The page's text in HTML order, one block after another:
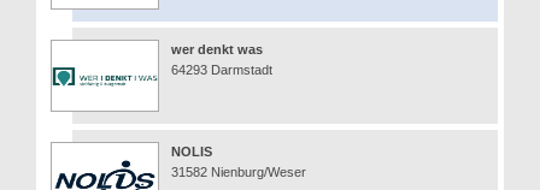
wer denkt was
64293 Darmstadt
NOLIS
31582 Nienburg/Weser